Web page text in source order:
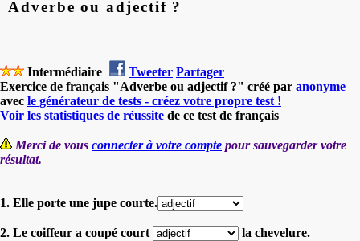
Adverbe ou adjectif ?
Intermédiaire Tweeter Partager
Exercice de français "Adverbe ou adjectif ?" créé par anonyme
avec le générateur de tests - créez votre propre test !
Voir les statistiques de réussite de ce test de français
Merci de vous connecter à votre compte pour sauvegarder votre
résultat.
1. Elle porte une jupe courte.
2. Le coiffeur a coupé court la chevelure.